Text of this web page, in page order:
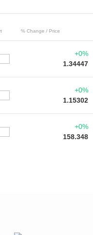
% Change / Price
+0%
1.34447
+0%
1.15302
+0%
158.348